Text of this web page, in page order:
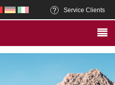
Service Clients